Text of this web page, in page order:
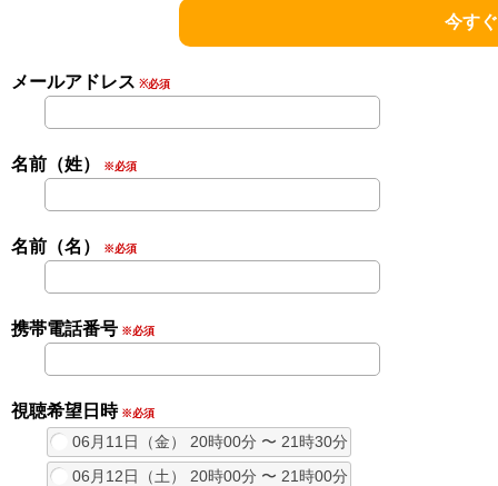
今す
メールアドレス ※必須
名前（姓） ※必須
名前（名） ※必須
携帯電話番号 ※必須
視聴希望日時 ※必須
06月11日（金） 20時00分 〜 21時30分
06月12日（土） 20時00分 〜 21時00分